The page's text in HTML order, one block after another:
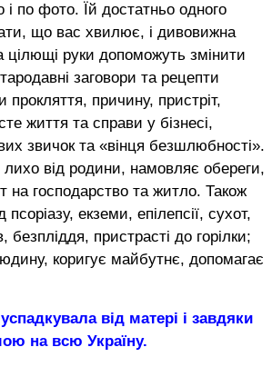
по фото. Їй достатньо одного
що вас хвилює, і дивовижна
цілющі руки допоможуть змінити
заговори та рецепти
прокляття, причину, пристріт,
життя та справи у бізнесі,
звичок та «вінця безшлюбності».
лихо від родини, намовляє обереги,
на господарство та житло. Також
екземи, епілепсії, сухот,
безпліддя, пристрасті до горілки;
коригує майбутнє, допомагає
від матері і завдяки
на всю Україну.